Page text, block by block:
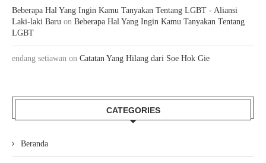
Beberapa Hal Yang Ingin Kamu Tanyakan Tentang LGBT - Aliansi
Laki-laki Baru on Beberapa Hal Yang Ingin Kamu Tanyakan Tentang
LGBT
endang setiawan on Catatan Yang Hilang dari Soe Hok Gie
CATEGORIES
Beranda